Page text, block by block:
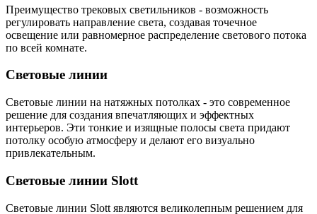
Преимущество трековых светильников - возможность
регулировать направление света, создавая точечное
освещение или равномерное распределение светового потока
по всей комнате.
Световые линии
Световые линии на натяжных потолках - это современное
решение для создания впечатляющих и эффектных
интерьеров. Эти тонкие и изящные полосы света придают
потолку особую атмосферу и делают его визуально
привлекательным.
Световые линии Slott
Световые линии Slott являются великолепным решением для